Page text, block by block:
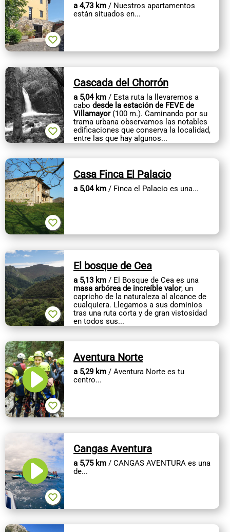
a 4,73 km / Nuestros apartamentos
están situados en...
Cascada del Chorrón
a 5,04 km / Esta ruta la llevaremos a
cabo desde la estación de FEVE de
Villamayor (100 m.). Caminando por su
trama urbana observamos las notables
edificaciones que conserva la localidad,
entre las que hay algunos...
Casa Finca El Palacio
a 5,04 km / Finca el Palacio es una...
El bosque de Cea
a 5,13 km / El Bosque de Cea es una
masa arbórea de increíble valor, un
capricho de la naturaleza al alcance de
cualquiera. Llegamos a sus dominios
tras una ruta corta y de gran vistosidad
en todos sus...
Aventura Norte
a 5,29 km / Aventura Norte es tu
centro...
Cangas Aventura
a 5,75 km / CANGAS AVENTURA es una
de...